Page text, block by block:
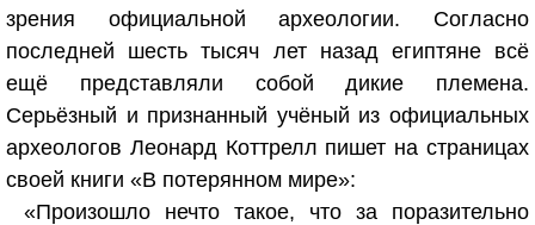
зрения официальной археологии. Согласно
последней шесть тысяч лет назад египтяне всё
ещё представляли собой дикие племена.
Серьёзный и признанный учёный из официальных
археологов Леонард Коттрелл пишет на страницах
своей книги «В потерянном мире»:
«Произошло нечто такое, что за поразительно